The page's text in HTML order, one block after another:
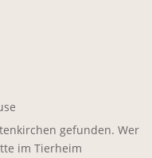
gefunden. Wer
im Tierheim